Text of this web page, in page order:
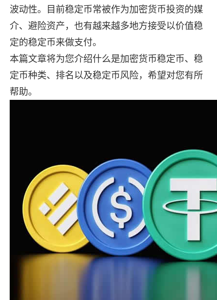
波动性。目前稳定币常被作为加密货币投资的媒
介、避险资产，也有越来越多地方接受以价值稳
定的稳定币来做支付。
本篇文章将为您介绍什么是加密货币稳定币、稳
定币种类、排名以及稳定币风险，希望对您有所
帮助。